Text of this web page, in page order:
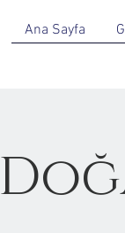
Ana Sayfa